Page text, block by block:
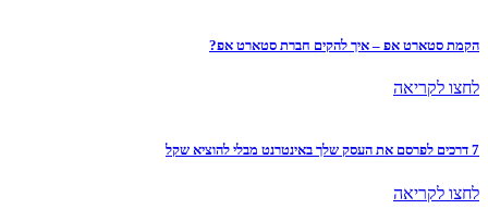
הקמת סטארט אפ – איך להקים חברת סטארט אפ?
לחצו לקריאה
7 דרכים לפרסם את העסק שלך באינטרנט מבלי להוציא שקל
לחצו לקריאה